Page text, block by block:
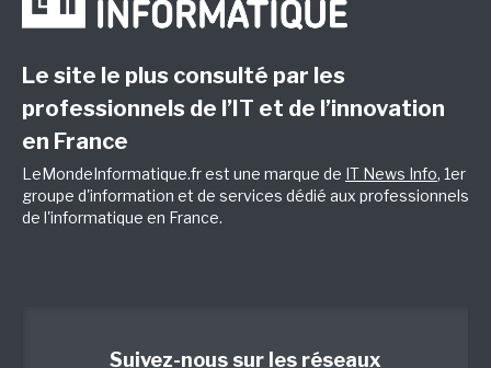
Le site le plus consulté par les
professionnels de l’IT et de l’innovation
en France
LeMondeInformatique.fr est une marque de IT News Info, 1er
groupe d'information et de services dédié aux professionnels
de l'informatique en France.
Suivez-nous sur les réseaux